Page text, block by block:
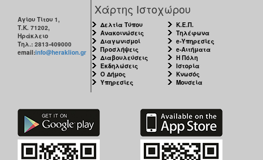
Αγίου Τίτου 1,
Τ.Κ. 71202,
Ηράκλειο
Τηλ.: 2813-409000
email:info@heraklion.gr
Χάρτης Ιστοχώρου
Δελτία Τύπου
Ανακοινώσεις
Διαγωνισμοί
Προσλήψεις
Διαβουλεύσεις
Εκδηλώσεις
Ο Δήμος
Υπηρεσίες
Κ.Ε.Π.
Τηλέφωνα
e-Υπηρεσίες
e-Αιτήματα
Η Πόλη
Ιστορία
Κνωσός
Μουσεία